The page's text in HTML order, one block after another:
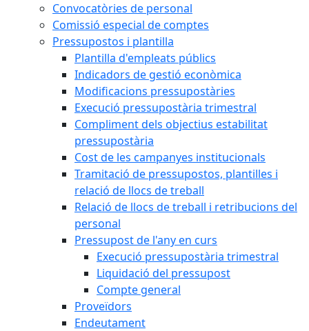
Convocatòries de personal
Comissió especial de comptes
Pressupostos i plantilla
Plantilla d'empleats públics
Indicadors de gestió econòmica
Modificacions pressupostàries
Execució pressupostària trimestral
Compliment dels objectius estabilitat
pressupostària
Cost de les campanyes institucionals
Tramitació de pressupostos, plantilles i
relació de llocs de treball
Relació de llocs de treball i retribucions del
personal
Pressupost de l'any en curs
Execució pressupostària trimestral
Liquidació del pressupost
Compte general
Proveïdors
Endeutament